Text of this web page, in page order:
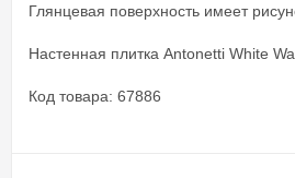
Глянцевая поверхность имеет
Настенная плитка Antonetti White
Код товара: 67886